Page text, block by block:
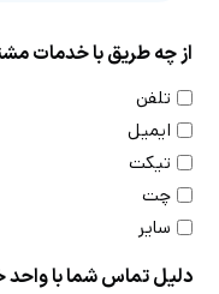
از چه طریق با خدمات
تلفن
ایمیل
تیکت
چت
سایر
دلیل تماس شما با